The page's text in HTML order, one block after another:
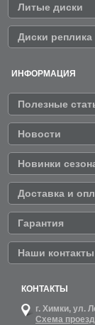
Литые диски
Диски реплика
ИНФОРМАЦИЯ
Полезные
Новости
Новинки
Доставка и
Гарантия
Наши контакты
КОНТАКТЫ
г. Химки, ул.
Схема